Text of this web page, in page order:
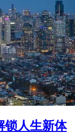
锁人生新体